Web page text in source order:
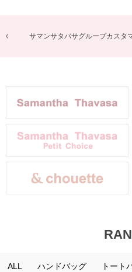
商品に関する
ALL ハンドバッグ トート